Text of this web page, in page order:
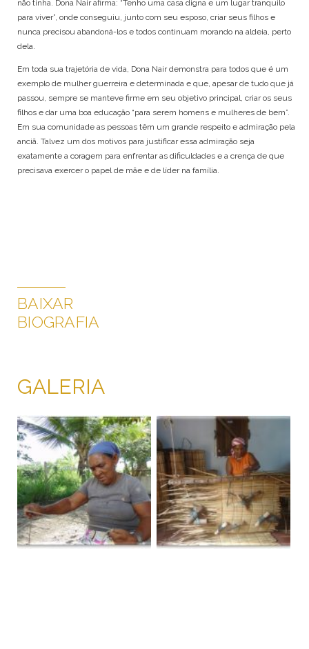
não tinha. Dona Nair afirma: “Tenho uma casa digna e um lugar tranquilo
para viver”, onde conseguiu, junto com seu esposo, criar seus filhos e
nunca precisou abandoná-los e todos continuam morando na aldeia, perto
dela.
Em toda sua trajetória de vida, Dona Nair demonstra para todos que é um
exemplo de mulher guerreira e determinada e que, apesar de tudo que já
passou, sempre se manteve firme em seu objetivo principal, criar os seus
filhos e dar uma boa educação “para serem homens e mulheres de bem”.
Em sua comunidade as pessoas têm um grande respeito e admiração pela
anciã. Talvez um dos motivos para justificar essa admiração seja
exatamente a coragem para enfrentar as dificuldades e a crença de que
precisava exercer o papel de mãe e de líder na família.
BAIXAR
BIOGRAFIA
GALERIA